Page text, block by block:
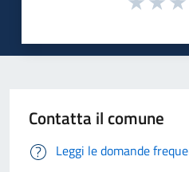
Contatta il comune
Leggi le domande